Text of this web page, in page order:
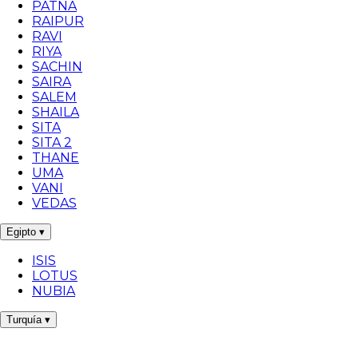
PATNA
RAIPUR
RAVI
RIYA
SACHIN
SAIRA
SALEM
SHAILA
SITA
SITA 2
THANE
UMA
VANI
VEDAS
Egipto ▾
ISIS
LOTUS
NUBIA
Turquía ▾